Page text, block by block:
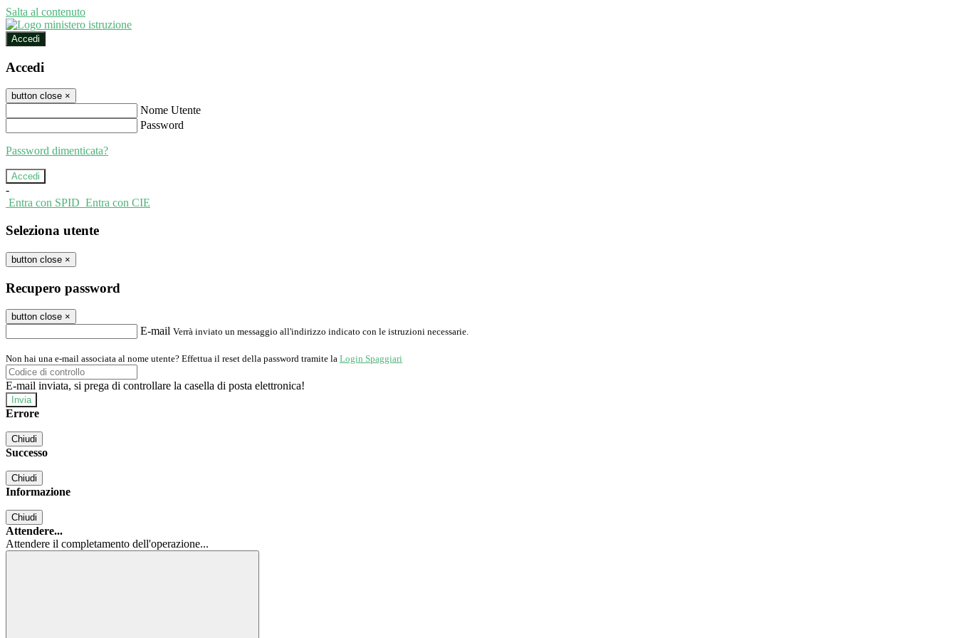
Salta al contenuto
Accedi
Accedi
button close ×
Nome Utente
Password
Password dimenticata?
-
Entra con SPID Entra con CIE
Seleziona utente
button close ×
Recupero password
button close ×
E-mail Verrà inviato un messaggio all'indirizzo indicato con le istruzioni necessarie.
Non hai una e-mail associata al nome utente? Effettua il reset della password tramite la Login Spaggiari
E-mail inviata, si prega di controllare la casella di posta elettronica!
Errore
Chiudi
Successo
Chiudi
Informazione
Chiudi
Attendere...
Attendere il completamento dell'operazione...